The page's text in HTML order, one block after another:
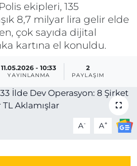
ekipleri, 135
8,7 milyar lira gelir elde
çok sayıda dijital
kartına el konuldu.
11.05.2026 - 10:33
YAYINLANMA
2
PAYLAŞIM
A- A+